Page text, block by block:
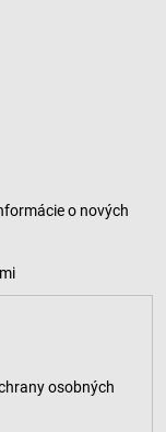
o nových
osobných